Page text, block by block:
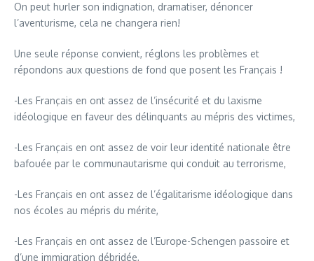
On peut hurler son indignation, dramatiser, dénoncer
l’aventurisme, cela ne changera rien!
Une seule réponse convient, réglons les problèmes et
répondons aux questions de fond que posent les Français !
-Les Français en ont assez de l’insécurité et du laxisme
idéologique en faveur des délinquants au mépris des victimes,
-Les Français en ont assez de voir leur identité nationale être
bafouée par le communautarisme qui conduit au terrorisme,
-Les Français en ont assez de l’égalitarisme idéologique dans
nos écoles au mépris du mérite,
-Les Français en ont assez de l’Europe-Schengen passoire et
d’une immigration débridée,